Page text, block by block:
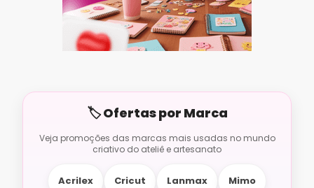
Acrilex Cricut Lanmax Mimo